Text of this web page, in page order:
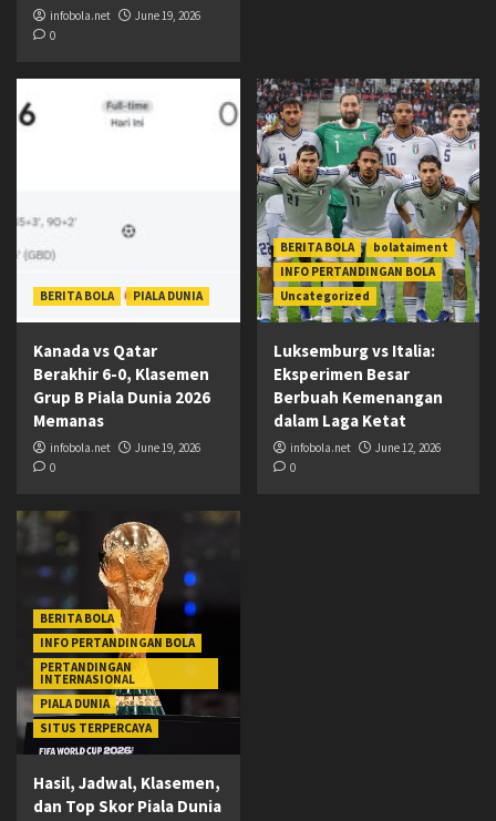
infobola.net
June 19, 2026
0
BERITA BOLA PIALA DUNIA
Kanada vs Qatar
Berakhir 6-0, Klasemen
Grup B Piala Dunia 2026
Memanas
infobola.net
June 19, 2026
0
BERITA BOLA
bolataiment
INFO PERTANDINGAN BOLA
Uncategorized
Luksemburg vs Italia:
Eksperimen Besar
Berbuah Kemenangan
dalam Laga Ketat
infobola.net
June 12, 2026
0
BERITA BOLA
INFO PERTANDINGAN BOLA
PERTANDINGAN
INTERNASIONAL
PIALA DUNIA
SITUS TERPERCAYA
Hasil, Jadwal, Klasemen,
dan Top Skor Piala Dunia